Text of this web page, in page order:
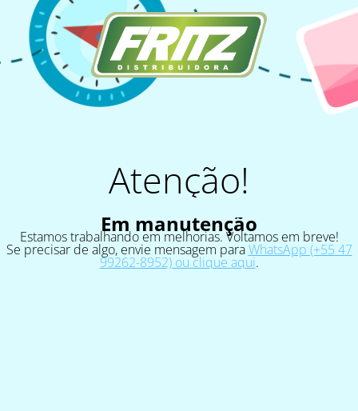
Atenção!
Em manutenção
Estamos trabalhando em melhorias. Voltamos em breve!
Se precisar de algo, envie mensagem paraWhatsApp (+55 47
99262-8952) ou clique aqui.